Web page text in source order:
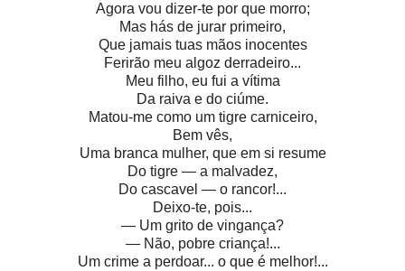
Agora vou dizer-te por que morro;
Mas hás de jurar primeiro,
Que jamais tuas mãos inocentes
Ferirão meu algoz derradeiro...
Meu filho, eu fui a vítima
Da raiva e do ciúme.
Matou-me como um tigre carniceiro,
Bem vês,
Uma branca mulher, que em si resume
Do tigre — a malvadez,
Do cascavel — o rancor!...
Deixo-te, pois...
— Um grito de vingança?
— Não, pobre criança!...
Um crime a perdoar... o que é melhor!...